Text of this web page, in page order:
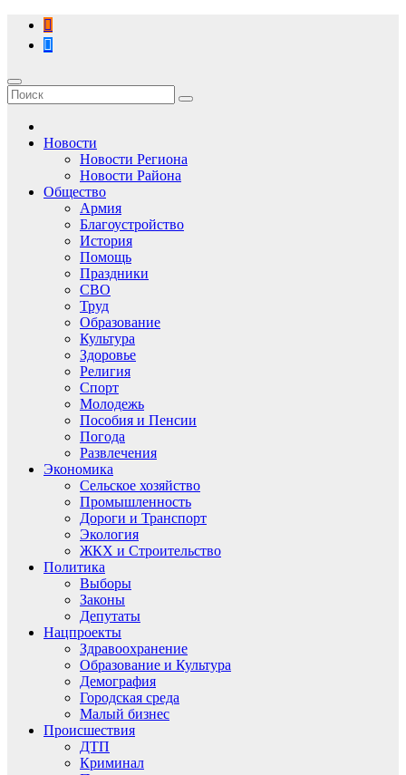
Перейти
содержимому
Новости
Новости Региона
Новости Района
Общество
Армия
Благоустройство
История
Помощь
Праздники
СВО
Труд
Образование
Культура
Здоровье
Религия
Спорт
Молодежь
Пособия и Пенсии
Погода
Развлечения
Экономика
Сельское хозяйство
Промышленность
Дороги и Транспорт
Экология
ЖКХ и Строительство
Политика
Выборы
Законы
Депутаты
Нацпроекты
Здравоохранение
Образование и Культура
Демография
Городская среда
Малый бизнес
Происшествия
ДТП
Криминал